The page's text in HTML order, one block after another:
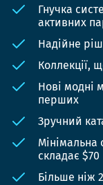
Гнучка
активних
Надійне
Коллекції,
Нові модні
перших
Зручний
Мінімальна
складає $70
Більше ніж